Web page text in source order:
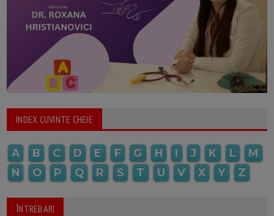
INDEX CUVINTE CHEIE
A B C D E F G H I J K L
M
N
O P Q R S T U V X Y Z
ÎNTREBARI